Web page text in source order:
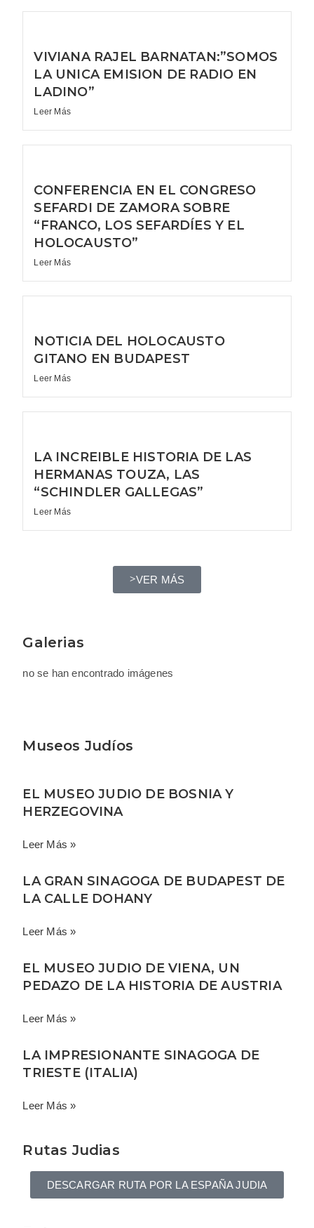
VIVIANA RAJEL BARNATAN:”SOMOS
LA UNICA EMISION DE RADIO EN
LADINO”
Leer Más
CONFERENCIA EN EL CONGRESO
SEFARDI DE ZAMORA SOBRE
“FRANCO, LOS SEFARDÍES Y EL
HOLOCAUSTO”
Leer Más
NOTICIA DEL HOLOCAUSTO
GITANO EN BUDAPEST
Leer Más
LA INCREIBLE HISTORIA DE LAS
HERMANAS TOUZA, LAS
“SCHINDLER GALLEGAS”
Leer Más
VER MÁS
Galerias
no se han encontrado imágenes
Museos Judíos
EL MUSEO JUDIO DE BOSNIA Y
HERZEGOVINA
Leer Más »
LA GRAN SINAGOGA DE BUDAPEST DE
LA CALLE DOHANY
Leer Más »
EL MUSEO JUDIO DE VIENA, UN
PEDAZO DE LA HISTORIA DE AUSTRIA
Leer Más »
LA IMPRESIONANTE SINAGOGA DE
TRIESTE (ITALIA)
Leer Más »
Rutas Judias
DESCARGAR RUTA POR LA ESPAÑA JUDIA